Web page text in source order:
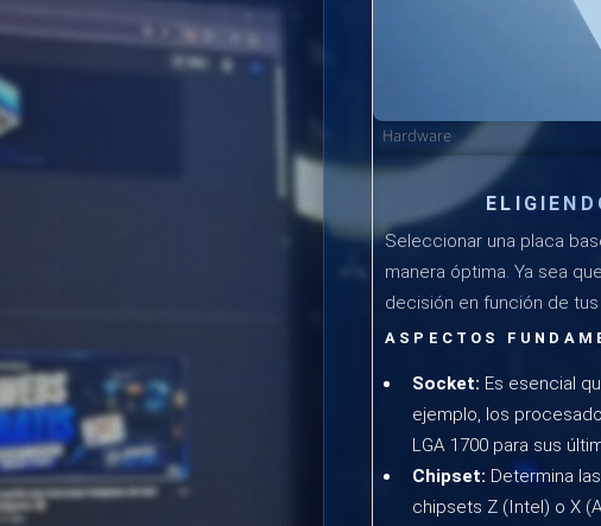
Hardware
Seleccionar una placa
manera óptima. Ya sea
decisión en función de
ASPECTOS
Socket: Es esencial
ejemplo, los
LGA 1700 para sus
Chipset: Determina
chipsets Z (Intel) o X